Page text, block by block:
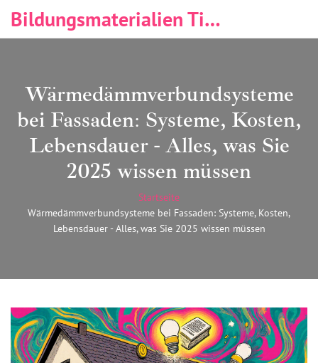
Bildungsmaterialien Tischlerei & Immobilien
Wärmedämmverbundsysteme
bei Fassaden: Systeme, Kosten,
Lebensdauer - Alles, was Sie
2025 wissen müssen
Startseite
Wärmedämmverbundsysteme bei Fassaden: Systeme, Kosten,
Lebensdauer - Alles, was Sie 2025 wissen müssen